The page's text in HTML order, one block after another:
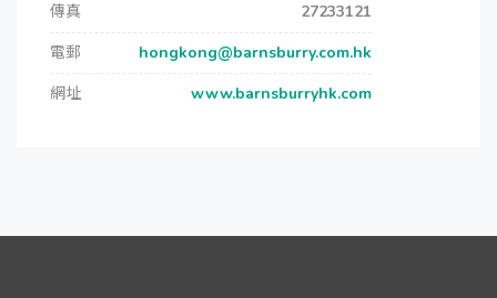
傳真
27233121
電郵
hongkong@barnsburry.com.hk
網址
www.barnsburryhk.com